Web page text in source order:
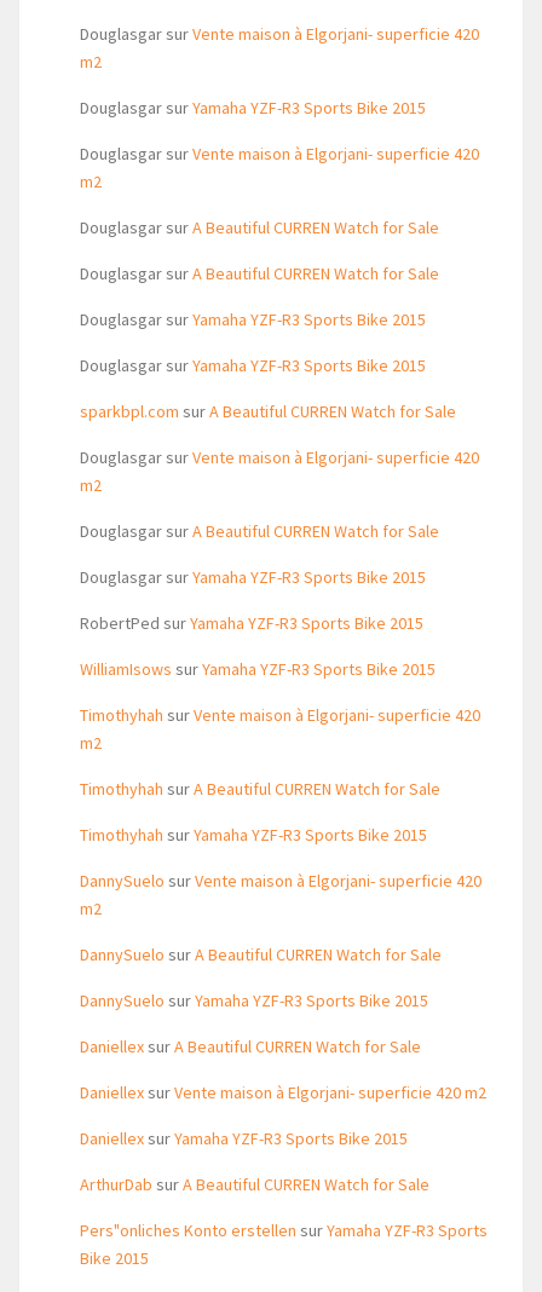
DouglasgarsurVente maison à Elgorjani- superficie 420
m2
DouglasgarsurYamaha YZF-R3 Sports Bike 2015
DouglasgarsurVente maison à Elgorjani- superficie 420
m2
DouglasgarsurA Beautiful CURREN Watch for Sale
DouglasgarsurA Beautiful CURREN Watch for Sale
DouglasgarsurYamaha YZF-R3 Sports Bike 2015
DouglasgarsurYamaha YZF-R3 Sports Bike 2015
sparkbpl.com surA Beautiful CURREN Watch for Sale
DouglasgarsurVente maison à Elgorjani- superficie 420
m2
DouglasgarsurA Beautiful CURREN Watch for Sale
DouglasgarsurYamaha YZF-R3 Sports Bike 2015
RobertPed surYamaha YZF-R3 Sports Bike 2015
WilliamIsows surYamaha YZF-R3 Sports Bike 2015
Timothyhah surVente maison à Elgorjani- superficie 420
m2
Timothyhah surA Beautiful CURREN Watch for Sale
Timothyhah surYamaha YZF-R3 Sports Bike 2015
DannySuelo surVente maison à Elgorjani- superficie 420
m2
DannySuelo surA Beautiful CURREN Watch for Sale
DannySuelo surYamaha YZF-R3 Sports Bike 2015
DaniellexsurA Beautiful CURREN Watch for Sale
DaniellexsurVente maison à Elgorjani- superficie 420 m2
DaniellexsurYamaha YZF-R3 Sports Bike 2015
ArthurDab surA Beautiful CURREN Watch for Sale
Pers"onliches Konto erstellen surYamaha YZF-R3 Sports
Bike 2015